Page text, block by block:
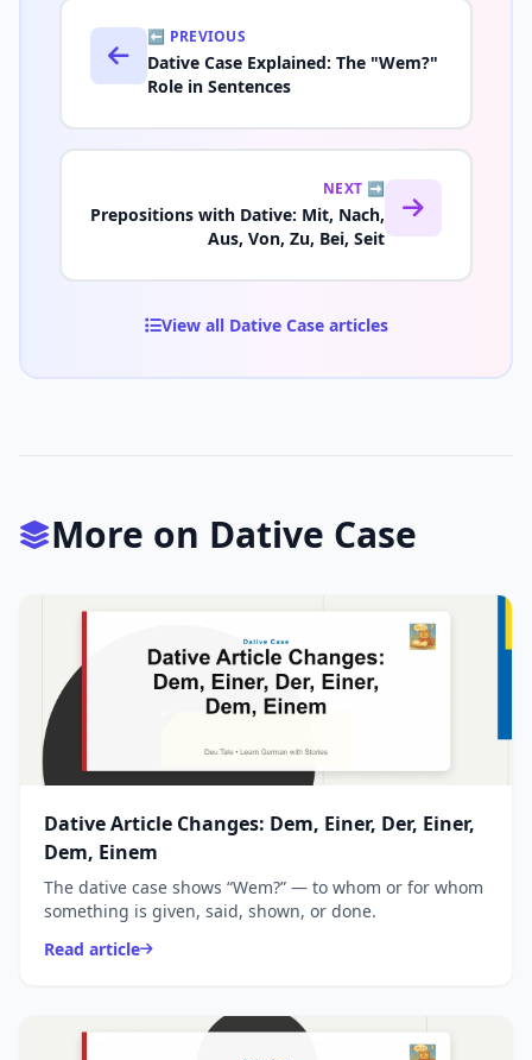
⬅️ PREVIOUS
Dative Case Explained: The "Wem?"
Role in Sentences
NEXT ➡️
Prepositions with Dative: Mit, Nach,
Aus, Von, Zu, Bei, Seit
View all Dative Case articles
More on Dative Case
Dative Article Changes: Dem, Einer, Der, Einer,
Dem, Einem
The dative case shows “Wem?” — to whom or for whom
something is given, said, shown, or done.
Read article